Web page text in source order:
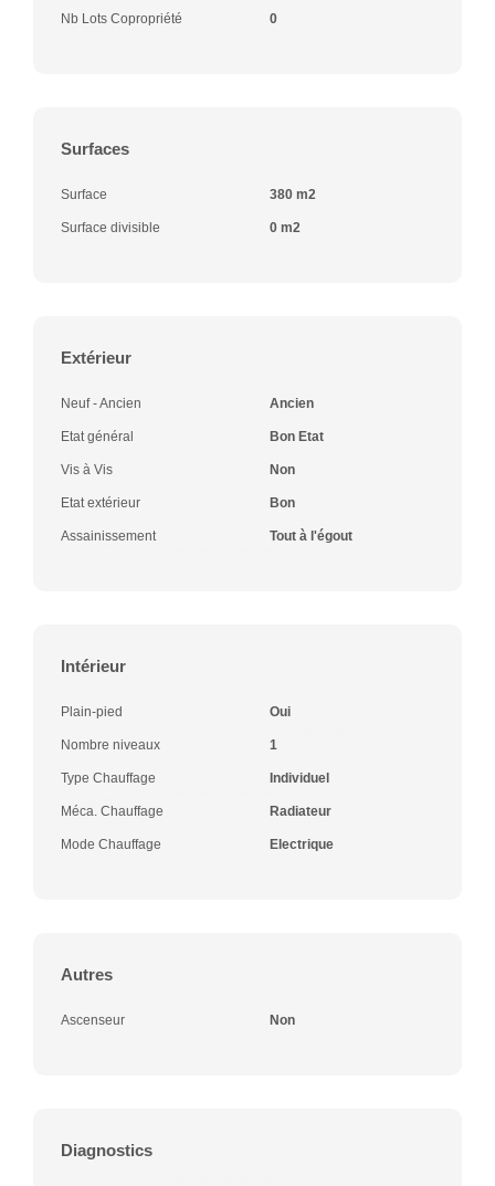
Nb Lots Copropriété 0
Surfaces
Surface 380 m2
Surface divisible 0 m2
Extérieur
Neuf - Ancien Ancien
Etat général Bon Etat
Vis à Vis Non
Etat extérieur Bon
Assainissement Tout à l'égout
Intérieur
Plain-pied Oui
Nombre niveaux 1
Type Chauffage Individuel
Méca. Chauffage Radiateur
Mode Chauffage Electrique
Autres
Ascenseur Non
Diagnostics